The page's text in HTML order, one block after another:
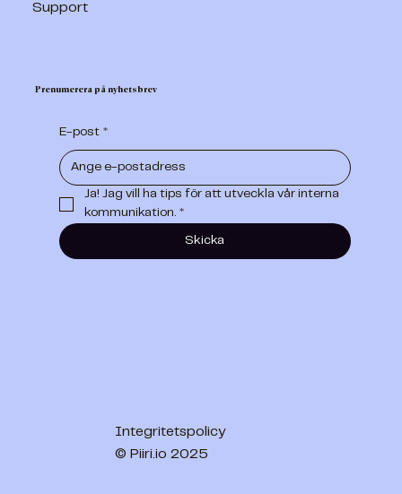
Support
Prenumerera på nyhetsbrev
E-post *
Ja! Jag vill ha tips för att utveckla vår interna
kommunikation. *
Skicka
Integritetspolicy
© Piiri.io 2025